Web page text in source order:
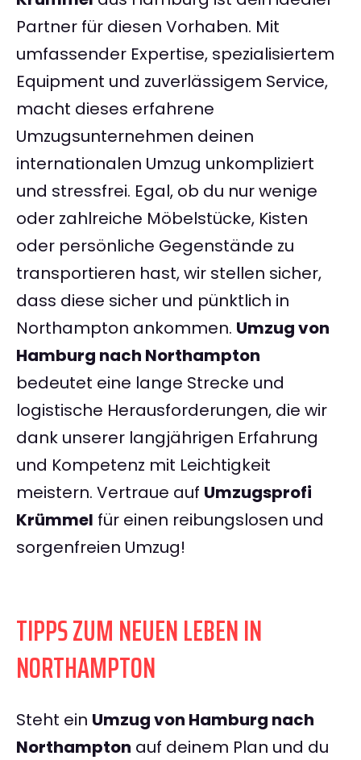
Partner für diesen Vorhaben. Mit
umfassender Expertise, spezialisiertem
Equipment und zuverlässigem Service,
macht dieses erfahrene
Umzugsunternehmen deinen
internationalen Umzug unkompliziert
und stressfrei. Egal, ob du nur wenige
oder zahlreiche Möbelstücke, Kisten
oder persönliche Gegenstände zu
transportieren hast, wir stellen sicher,
dass diese sicher und pünktlich in
Northampton ankommen. Umzug von
Hamburg nach Northampton
bedeutet eine lange Strecke und
logistische Herausforderungen, die wir
dank unserer langjährigen Erfahrung
und Kompetenz mit Leichtigkeit
meistern. Vertraue auf Umzugsprofi
Krümmel für einen reibungslosen und
sorgenfreien Umzug!
TIPPS ZUM NEUEN LEBEN IN
NORTHAMPTON
Steht ein Umzug von Hamburg nach
Northampton auf deinem Plan und du